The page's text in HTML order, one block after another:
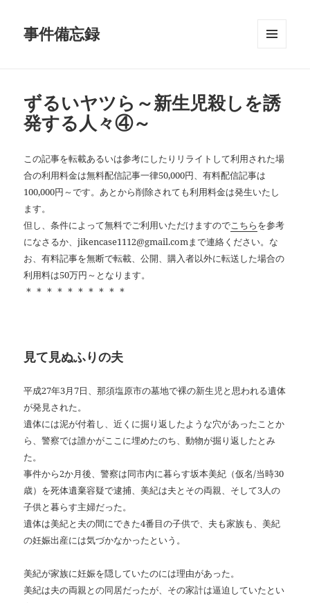
事件備忘録
ット
ずるいヤツら～新生児殺しを誘
発する人々④～
この記事を転載あるいは参考にしたりリライトして利用された場
合の利用料金は無料配信記事一律50,000円、有料配信記事は
100,000円～です。あとから削除されても利用料金は発生いたし
ます。
但し、条件によって無料でご利用いただけますのでこちらを参考
になさるか、jikencase1112@gmail.comまで連絡ください。な
お、有料記事を無断で転載、公開、購入者以外に転送した場合の
利用料は50万円～となります。
＊＊＊＊＊＊＊＊＊＊
見て見ぬふりの夫
平成27年3月7日、那須塩原市の墓地で裸の新生児と思われる遺体
が発見された。
遺体には泥が付着し、近くに掘り返したような穴があったことか
ら、警察では誰かがここに埋めたのち、動物が掘り返したとみ
た。
事件から2か月後、警察は同市内に暮らす坂本美紀（仮名/当時30
歳）を死体遺棄容疑で逮捕、美紀は夫とその両親、そして3人の
子供と暮らす主婦だった。
遺体は美紀と夫の間にできた4番目の子供で、夫も家族も、美紀
の妊娠出産には気づかなかったという。
美紀が家族に妊娠を隠していたのには理由があった。
美紀は夫の両親との同居だったが、その家計は逼迫していたとい